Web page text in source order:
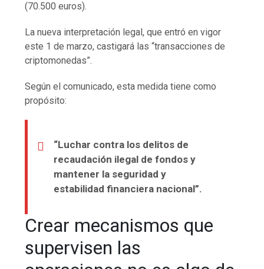
(70.500 euros).
La nueva interpretación legal, que entró en vigor
este 1 de marzo, castigará las “transacciones de
criptomonedas”.
Según el comunicado, esta medida tiene como
propósito:
“Luchar contra los delitos de
recaudación ilegal de fondos y
mantener la seguridad y
estabilidad financiera nacional”.
Crear mecanismos que
supervisen las